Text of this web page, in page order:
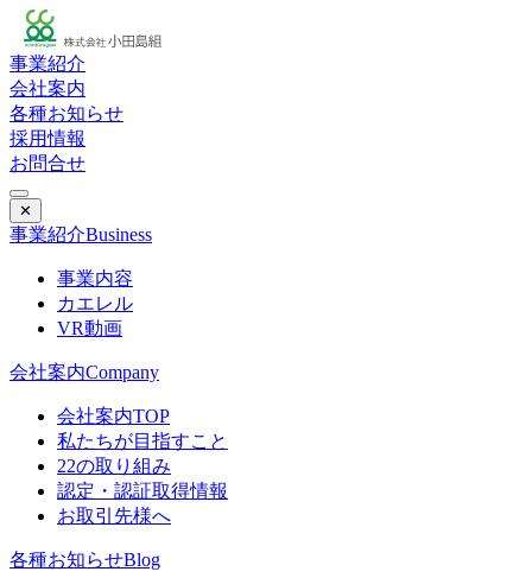
事業紹介
会社案内
各種お知らせ
採用情報
お問合せ
✕
事業紹介Business
事業内容
カエレル
VR動画
会社案内Company
会社案内TOP
私たちが目指すこと
22の取り組み
認定・認証取得情報
お取引先様へ
各種お知らせBlog